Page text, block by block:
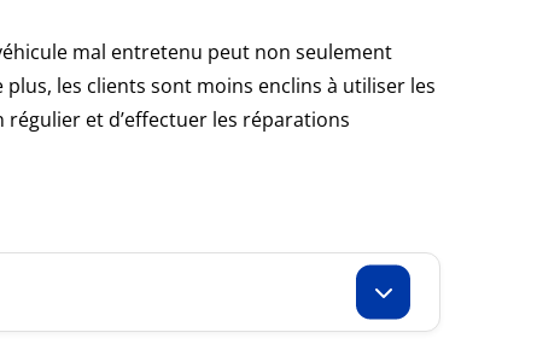
mal entretenu peut non seulement
les clients sont moins enclins à utiliser les
et d’effectuer les réparations